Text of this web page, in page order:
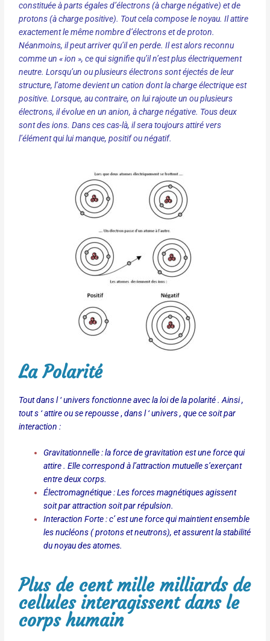
constituée à parts égales d’électrons (à charge négative) et de
protons (à charge positive). Tout cela compose le noyau. Il attire
exactement le même nombre d’électrons et de proton.
Néanmoins, il peut arriver qu’il en perde. Il est alors reconnu
comme un « ion », ce qui signifie qu’il n’est plus électriquement
neutre. Lorsqu’un ou plusieurs électrons sont éjectés de leur
structure, l’atome devient un cation dont la charge électrique est
positive. Lorsque, au contraire, on lui rajoute un ou plusieurs
électrons, il évolue en un anion, à charge négative. Tous deux
sont des ions. Dans ces cas-là, il sera toujours attiré vers
l’élément qui lui manque, positif ou négatif.
La Polarité
Tout dans l ‘ univers fonctionne avec la loi de la polarité . Ainsi ,
tout s ‘ attire ou se repousse,dans l ‘ univers , que ce soit par
interaction :
Gravitationnelle : la force de gravitation est une force qui
attire . Elle correspond à l’attraction mutuelle s’exerçant
entre deux corps.
Électromagnétique : Les forces magnétiques agissent
soit par attraction soit par répulsion.
Interaction Forte : c’ est une force qui maintient ensemble
les nucléons ( protons et neutrons), et assurent la stabilité
du noyau des atomes.
Plus de cent mille milliards de
cellules interagissent dans le
corps humain